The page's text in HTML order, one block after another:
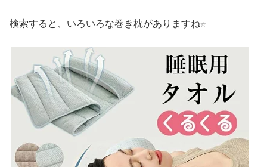
検索すると、いろいろな巻き枕がありますね☆